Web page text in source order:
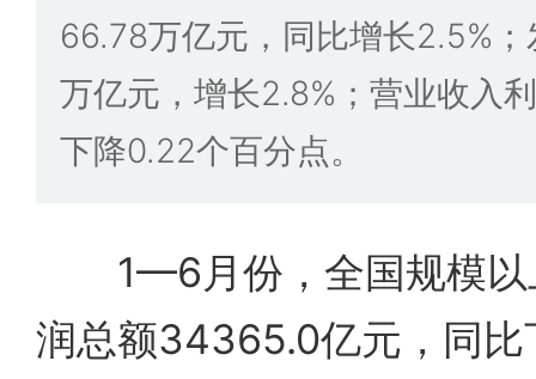
66.78万亿元，同比增长2.5%；
万亿元，增长2.8%；营业收入
下降0.22个百分点。
1—6月份，全国规模以
润总额34365.0亿元，同比